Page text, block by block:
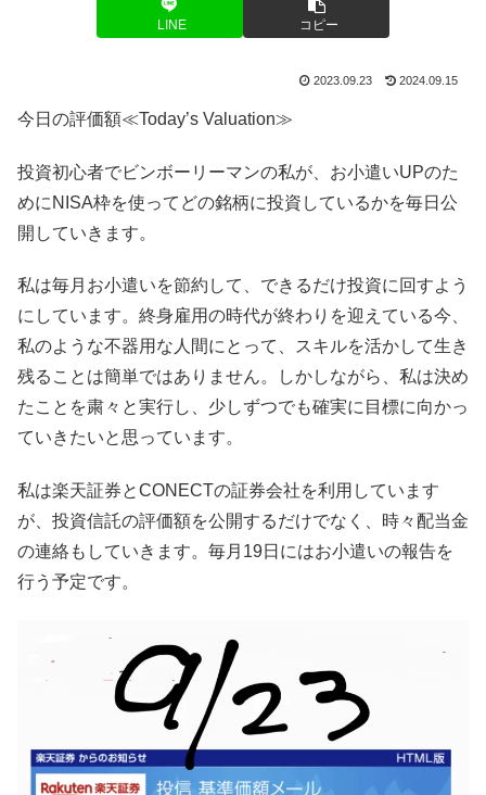
LINE コピー
2023.09.23 2024.09.15
今日の評価額≪Today’s Valuation≫
投資初心者でビンボーリーマンの私が、お小遣いUPのた
めにNISA枠を使ってどの銘柄に投資しているかを毎日公
開していきます。
私は毎月お小遣いを節約して、できるだけ投資に回すよう
にしています。終身雇用の時代が終わりを迎えている今、
私のような不器用な人間にとって、スキルを活かして生き
残ることは簡単ではありません。しかしながら、私は決め
たことを粛々と実行し、少しずつでも確実に目標に向かっ
ていきたいと思っています。
私は楽天証券とCONECTの証券会社を利用しています
が、投資信託の評価額を公開するだけでなく、時々配当金
の連絡もしていきます。毎月19日にはお小遣いの報告を
行う予定です。